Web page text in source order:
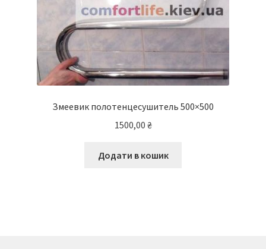
Змеевик полотенцесушитель 500×500
1500,00 ₴
Додати в кошик